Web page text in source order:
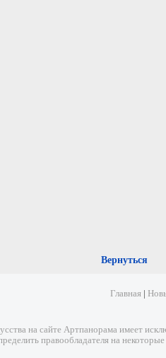
Вернуться
Главная
на сайте Артпанорама имеет
правообладателя на